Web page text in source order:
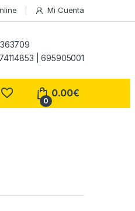
Mi Cuenta
| 695905001
0
0.00€